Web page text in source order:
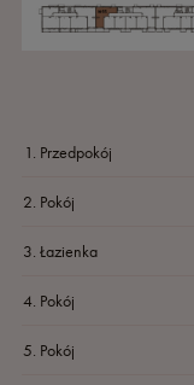
1. Przedpokój
2. Pokój
3. Łazienka
4. Pokój
5. Pokój